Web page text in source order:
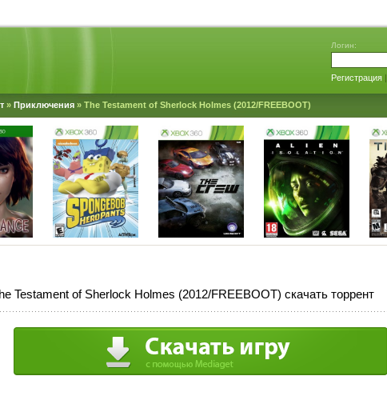
Логин:
Регистрация|
» Приключения» The Testament of Sherlock Holmes (2012/FREEBOOT)
Testament of Sherlock Holmes (2012/FREEBOOT) скачать торрент